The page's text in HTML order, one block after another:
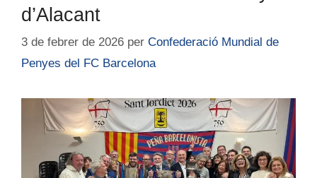
d’Alacant
3 de febrer de 2026 per Confederació Mundial de
Penyes del FC Barcelona